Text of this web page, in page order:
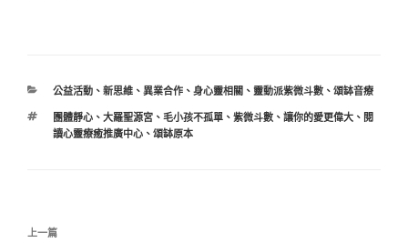
分
公益活動、 新思維、 異業合作、 身心靈相關 、 靈動派紫微斗數、 頌缽音療
標
籤
團體靜心、 大羅聖源宮、 毛小孩不孤單、 紫微斗數、 讓你的愛更偉大、 閱
讀心靈療癒推廣中心、 頌缽原本
文
上
上一篇